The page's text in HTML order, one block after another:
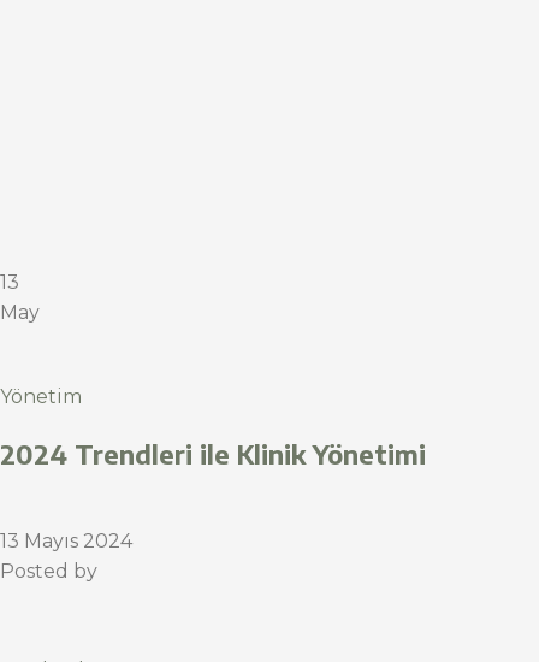
13
May
Yönetim
2024 Trendleri ile Klinik Yönetimi
13 Mayıs 2024
Posted by